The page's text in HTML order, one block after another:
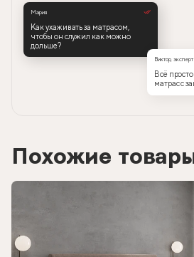
Мария
Как ухаживать за матрасом,
чтобы он служил как можно
дольше?
Виктор, эксперт
Всё
матрас с
Похожие